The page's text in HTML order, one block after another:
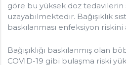
göre bu yüksek doz tedavilerin
uzayabilmektedir. Bağışıklık
baskılanması enfeksiyon riskini
Bağışıklığı baskılanmış olan
COVID-19 gibi bulaşma riski